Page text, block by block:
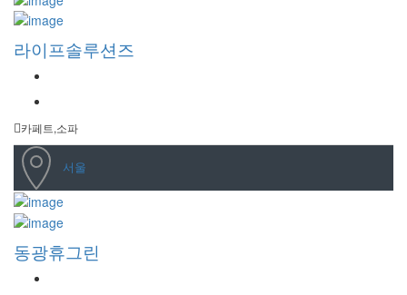
라이프솔루션즈
카페트,소파
서울
동광휴그린